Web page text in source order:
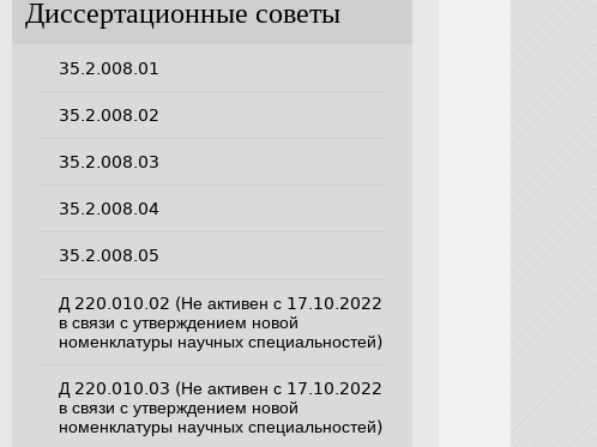
Диссертационные советы
35.2.008.01
35.2.008.02
35.2.008.03
35.2.008.04
35.2.008.05
Д 220.010.02 (Не активен с 17.10.2022
в связи с утверждением новой
номенклатуры научных специальностей)
Д 220.010.03 (Не активен с 17.10.2022
в связи с утверждением новой
номенклатуры научных специальностей)